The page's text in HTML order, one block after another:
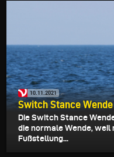
10.11.2021
Switch Stance Wende
Die Switch Stance
die normale Wende,
Fußstellung...